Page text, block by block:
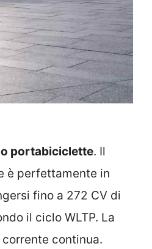
portabiciclette. Il
è perfettamente in
fino a 272 CV di
il ciclo WLTP. La
continua.